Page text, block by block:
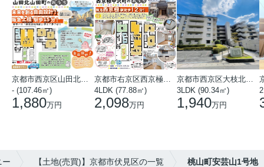
- (107.46㎡)
1,880万円
4LDK (77.88㎡)
2,098万円
3LDK (90.34㎡)
1,940万円
ー 【土地(売買)】京都市伏見区の一覧 桃山町安芸山1号地